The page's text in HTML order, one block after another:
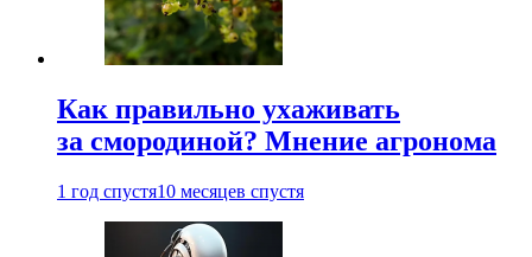
Как правильно ухаживать
за смородиной? Мнение агронома
1 год спустя10 месяцев спустя